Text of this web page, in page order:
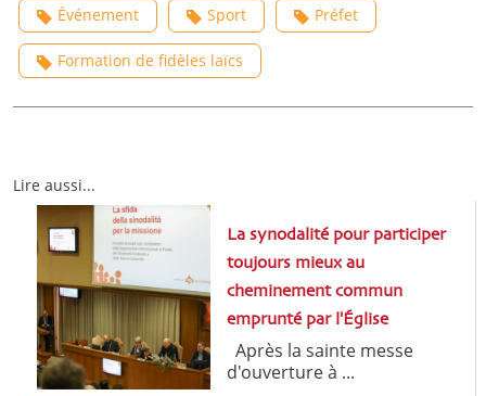
Événement Sport Préfet
Formation de fidèles laïcs
Lire aussi...
La synodalité pour participer
toujours mieux au
cheminement commun
emprunté par l'Église
Après la sainte messe
d'ouverture à ...